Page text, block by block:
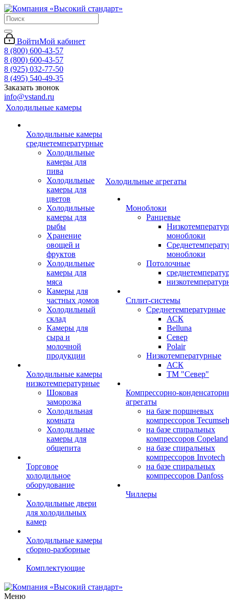
ВойтиМой кабинет
8 (800) 600-43-57
8 (800) 600-43-57
8 (925) 032-77-50
8 (495) 540-49-35
Заказать звонок
info@vstand.ru
Холодильные камеры
Холодильные камеры
среднетемпературные
Холодильные
камеры для
пива
Холодильные
камеры для
цветов
Холодильные
камеры для
рыбы
Хранение
овощей и
фруктов
Холодильные
камеры для
мяса
Камеры для
частных домов
Холодильный
склад
Камеры для
сыра и
молочной
продукции
Холодильные камеры
низкотемпературные
Шоковая
заморозка
Холодильная
комната
Холодильные
камеры для
общепита
Торговое
холодильное
оборудование
Холодильные двери
для холодильных
камер
Холодильные камеры
сборно-разборные
Комплектующие
Холодильные агрегаты
Моноблоки
Ранцевые
моноблоки
моноблоки
Потолочные
Сплит-системы
Среднетемпературные
АСК
Belluna
Север
Polair
Низкотемпературные
АСК
ТМ "Север"
Компрессорно-
агрегаты
на базе поршневых
компрессоров Tecumseh
на базе спиральных
компрессоров Copeland
на базе спиральных
компрессоров Invotech
на базе спиральных
компрессоров Danfoss
Чиллеры
Меню